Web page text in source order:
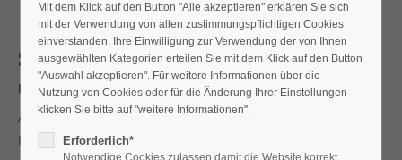
Schneeschuhwanderung
Dreisesselgebiet-Plöckenstein
Am Samstag, den 24.Februar 2018 trafen sich über
Fahrgemeinschaften 12 Schneeschuhwanderer; 8
Mit dem Klick auf den Button "Alle akzeptieren" erklären Sie sich
mit der Verwendung von allen zustimmungspflichtigen Cookies
einverstanden. Ihre Einwilligung zur Verwendung der von Ihnen
ausgewählten Kategorien erteilen Sie mit dem Klick auf den Button
"Auswahl akzeptieren". Für weitere Informationen über die
Nutzung von Cookies oder für die Änderung Ihrer Einstellungen
klicken Sie bitte auf "weitere Informationen".
Erforderlich*
Notwendige Cookies zulassen damit die Website korrekt